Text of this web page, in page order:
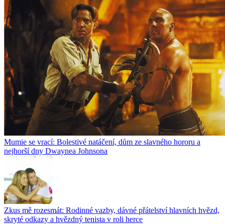
Mumie se vrací: Bolestivé natáčení, dům ze slavného hororu a
nejhorší dny Dwaynea Johnsona
Zkus mě rozesmát: Rodinné vazby, dávné přátelství hlavních hvězd,
skryté odkazy a hvězdný tenista v roli herce